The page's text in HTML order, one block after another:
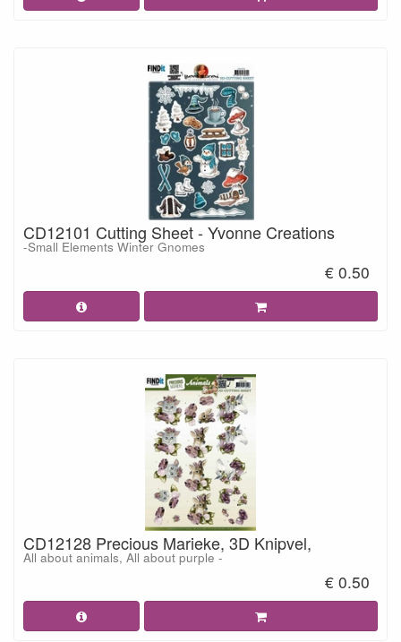
CD12101 Cutting Sheet - Yvonne Creations
-Small Elements Winter Gnomes
€ 0.50
CD12128 Precious Marieke, 3D Knipvel,
All about animals, All about purple -
€ 0.50